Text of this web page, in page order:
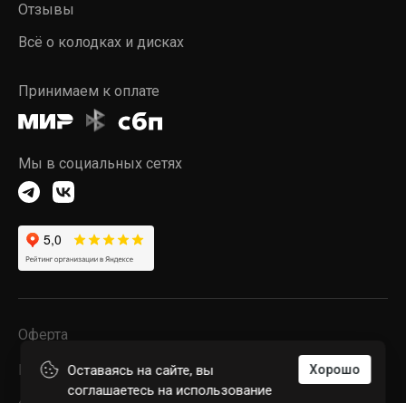
Отзывы
Всё о колодках и дисках
Принимаем к оплате
Мы в социальных сетях
Оферта
Конфиденциальность
Оставаясь на сайте, вы
соглашаетесь на использование
Хорошо